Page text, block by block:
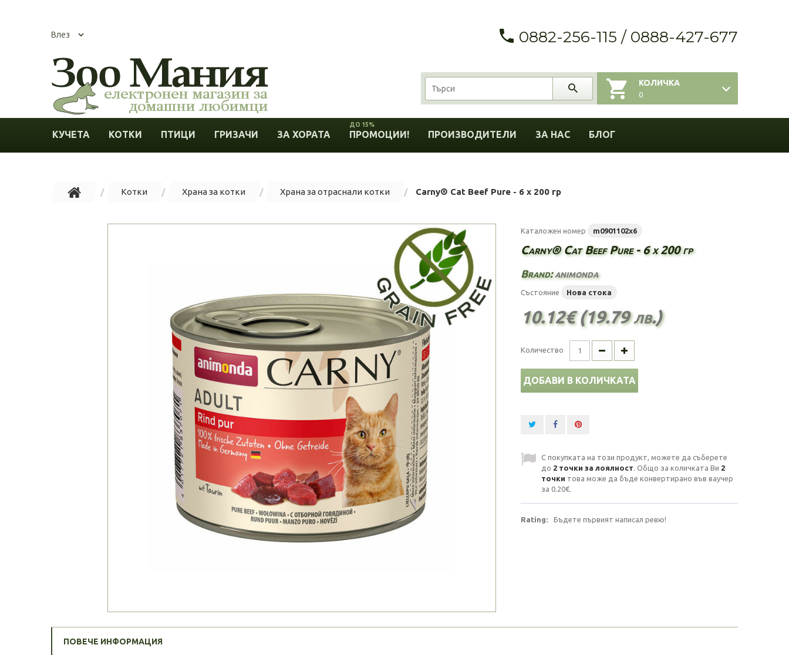
Влез 0882-256-115 / 0888-427-677
КОЛИЧКА
0
КУЧЕТА КОТКИ ПТИЦИ ГРИЗАЧИ ЗА ХОРАТА ПРОМОЦИИ!
ДО 15%
ПРОИЗВОДИТЕЛИ ЗА НАС БЛОГ
Котки Храна за котки Храна за отраснали котки Carny® Cat Beef Pure - 6 х 200 гр
Каталожен номер m0901102x6
Carny® Cat Beef Pure - 6 х 200 гр
Brand:animonda
Състояние Нова стока
10.12€ (19.79 лв.)
Количество
ДОБАВИ В КОЛИЧКАТА
С покупката на този продукт, можете да съберете
до 2 точки за лоялност. Общо за количката Ви 2
точки това може да бъде конвертирано във ваучер
за 0.20€.
Rating: Бъдете първият написал ревю!
ПОВЕЧЕ ИНФОРМАЦИЯ